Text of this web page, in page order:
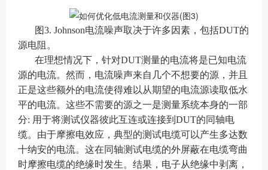
图3. Johnson电流噪声取决于许多因素，包括DUT的
源电阻。
在理想情况下，针对DUT测量的电流将是已知电流
源的电流。然而，电流噪声来自几个不想要的源，并且
正是这些额外的电流使得难以从期望的电流源读取低水
平的电流。这些不需要的源之一是测量系统本身的一部
分: 用于将测试仪器彼此互连或连接到DUT的同轴电
缆。由于摩擦电效应，典型的测试电缆可以产生多达数
十纳安的电流。这在同轴测试电缆的外屏蔽在电缆弯曲
时摩擦电缆的绝缘时发生。结果，电子从绝缘中剥离，